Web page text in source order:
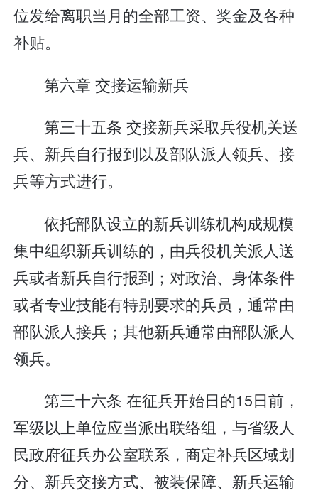
位发给离职当月的全部工资、奖金及各种
补贴。
第六章 交接运输新兵
第三十五条 交接新兵采取兵役机关送
兵、新兵自行报到以及部队派人领兵、接
兵等方式进行。
依托部队设立的新兵训练机构成规模
集中组织新兵训练的，由兵役机关派人送
兵或者新兵自行报到；对政治、身体条件
或者专业技能有特别要求的兵员，通常由
部队派人接兵；其他新兵通常由部队派人
领兵。
第三十六条 在征兵开始日的15日前，
军级以上单位应当派出联络组，与省级人
民政府征兵办公室联系，商定补兵区域划
分、新兵交接方式、被装保障、新兵运输